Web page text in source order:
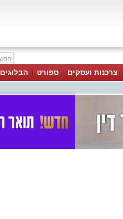
צרכנות ועסקים ספורט הבלוגים